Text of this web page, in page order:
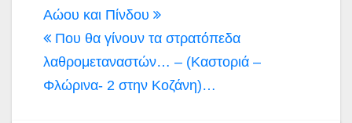
Αώου και Πίνδου
Που θα γίνουν τα στρατόπεδα
λαθρομεταναστών… – (Καστοριά –
Φλώρινα- 2 στην Κοζάνη)…